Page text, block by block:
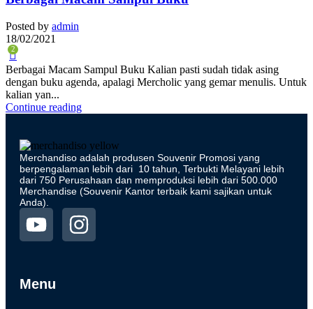
Posted by admin
18/02/2021
2
Berbagai Macam Sampul Buku Kalian pasti sudah tidak asing
dengan buku agenda, apalagi Mercholic yang gemar menulis. Untuk
kalian yan...
Continue reading
Merchandiso adalah produsen Souvenir Promosi yang
berpengalaman lebih dari 10 tahun, Terbukti Melayani lebih
dari 750 Perusahaan dan memproduksi lebih dari 500.000
Merchandise (Souvenir Kantor terbaik kami sajikan untuk
Anda).
Menu